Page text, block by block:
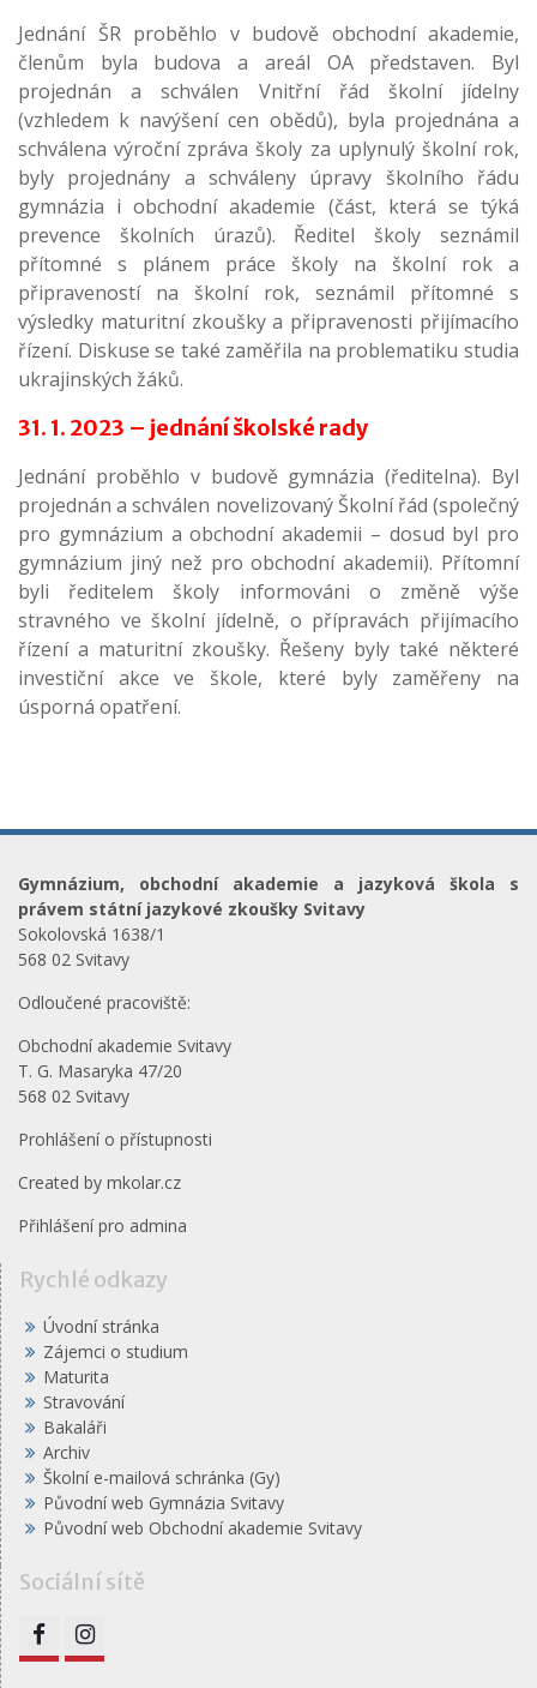
Jednání ŠR proběhlo v budově obchodní akademie,
členům byla budova a areál OA představen. Byl
projednán a schválen Vnitřní řád školní jídelny
(vzhledem k navýšení cen obědů), byla projednána a
schválena výroční zpráva školy za uplynulý školní rok,
byly projednány a schváleny úpravy školního řádu
gymnázia i obchodní akademie (část, která se týká
prevence školních úrazů). Ředitel školy seznámil
přítomné s plánem práce školy na školní rok a
připraveností na školní rok, seznámil přítomné s
výsledky maturitní zkoušky a připravenosti přijímacího
řízení. Diskuse se také zaměřila na problematiku studia
ukrajinských žáků.
31. 1. 2023 – jednání školské rady
Jednání proběhlo v budově gymnázia (ředitelna). Byl
projednán a schválen novelizovaný Školní řád (společný
pro gymnázium a obchodní akademii – dosud byl pro
gymnázium jiný než pro obchodní akademii). Přítomní
byli ředitelem školy informováni o změně výše
stravného ve školní jídelně, o přípravách přijímacího
řízení a maturitní zkoušky. Řešeny byly také některé
investiční akce ve škole, které byly zaměřeny na
úsporná opatření.
Gymnázium, obchodní akademie a jazyková škola s
právem státní jazykové zkoušky Svitavy
Sokolovská 1638/1
568 02 Svitavy
Odloučené pracoviště:
Obchodní akademie Svitavy
T. G. Masaryka 47/20
568 02 Svitavy
Prohlášení o přístupnosti
Created by mkolar.cz
Přihlášení pro admina
Rychlé odkazy
Úvodní stránka
Zájemci o studium
Maturita
Stravování
Bakaláři
Archiv
Školní e-mailová schránka (Gy)
Původní web Gymnázia Svitavy
Původní web Obchodní akademie Svitavy
Sociální sítě
FB IG